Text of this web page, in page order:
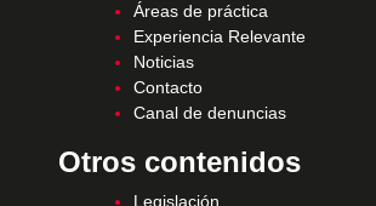
Áreas de práctica
Experiencia Relevante
Noticias
Contacto
Canal de denuncias
Otros contenidos
Legislación